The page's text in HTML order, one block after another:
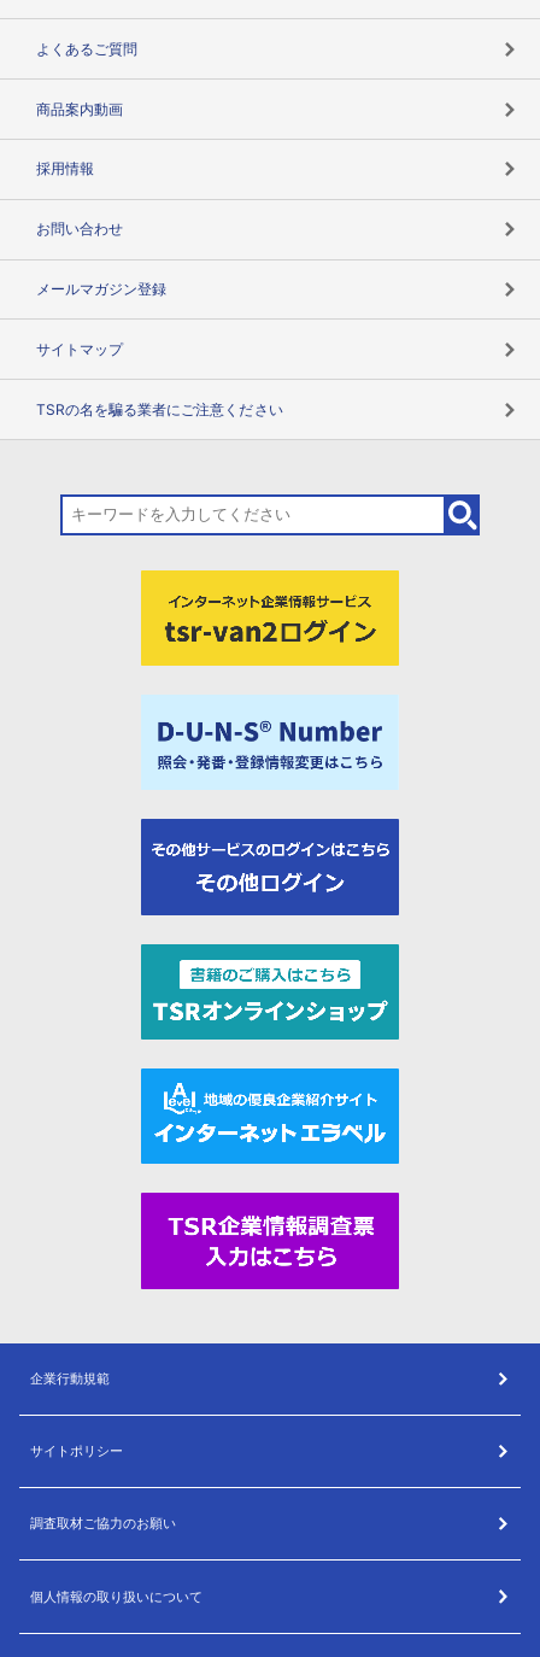
よくあるご質問
商品案内動画
採用情報
お問い合わせ
メールマガジン登録
サイトマップ
TSRの名を騙る業者にご注意ください
企業行動規範
サイトポリシー
調査取材ご協力のお願い
個人情報の取り扱いについて